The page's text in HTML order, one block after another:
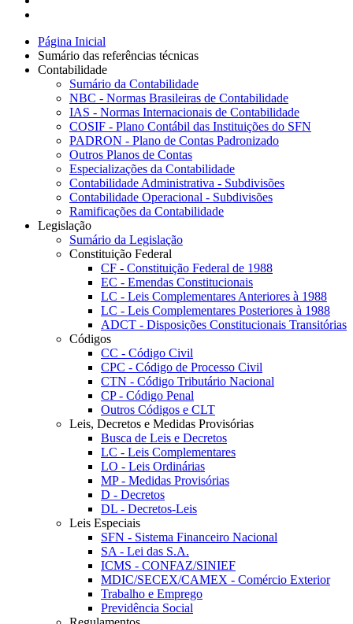
Página Inicial
Sumário das referências técnicas
Contabilidade
Sumário da Contabilidade
NBC - Normas Brasileiras de Contabilidade
IAS - Normas Internacionais de Contabilidade
COSIF - Plano Contábil das Instituições do SFN
PADRON - Plano de Contas Padronizado
Outros Planos de Contas
Especializações da Contabilidade
Contabilidade Administrativa - Subdivisões
Contabilidade Operacional - Subdivisões
Ramificações da Contabilidade
Legislação
Sumário da Legislação
Constituição Federal
CF - Constituição Federal de 1988
EC - Emendas Constitucionais
LC - Leis Complementares Anteriores à 1988
LC - Leis Complementares Posteriores à 1988
ADCT - Disposições Constitucionais Transitórias
Códigos
CC - Código Civil
CPC - Código de Processo Civil
CTN - Código Tributário Nacional
CP - Código Penal
Outros Códigos e CLT
Leis, Decretos e Medidas Provisórias
Busca de Leis e Decretos
LC - Leis Complementares
LO - Leis Ordinárias
MP - Medidas Provisórias
D - Decretos
DL - Decretos-Leis
Leis Especiais
SFN - Sistema Financeiro Nacional
SA - Lei das S.A.
ICMS - CONFAZ/SINIEF
MDIC/SECEX/CAMEX - Comércio Exterior
Trabalho e Emprego
Previdência Social